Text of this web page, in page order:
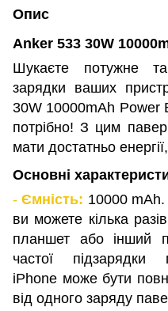
Опис
Anker 533 30W
Шукаєте потужне
зарядки ваших
30W 10000mAh
потрібно! З цим
мати достатньо
Основні
-Ємність: 10000
ви можете кілька
планшет або інший
частої підзарядки
iPhone може бути
від одного заряду